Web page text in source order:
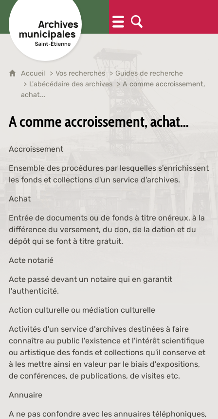
Accueil Vos recherches
Guides de recherche
L'abécédaire des archives
A comme accroissement,
achat...
A comme accroissement, achat...
Accroissement
Ensemble des procédures par lesquelles s'enrichissent
les fonds et collections d'un service d'archives.
Achat
Entrée de documents ou de fonds à titre onéreux, à la
différence du versement, du don, de la dation et du
dépôt qui se font à titre gratuit.
Acte notarié
Acte passé devant un notaire qui en garantit
l'authenticité.
Action culturelle ou médiation culturelle
Activités d'un service d'archives destinées à faire
connaître au public l'existence et l'intérêt scientifique
ou artistique des fonds et collections qu'il conserve et
à les mettre ainsi en valeur par le biais d'expositions,
de conférences, de publications, de visites etc.
Annuaire
A ne pas confondre avec les annuaires téléphoniques,